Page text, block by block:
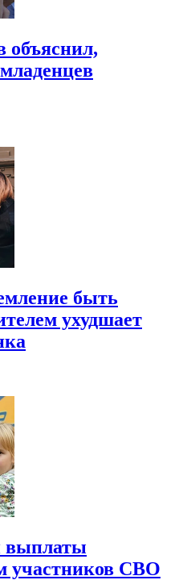
объяснил,
быть
ухудшает
выплаты
участников СВО